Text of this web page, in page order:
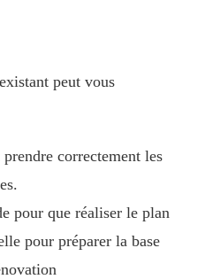
peut vous
correctement les
pour que réaliser le plan
pour préparer la base